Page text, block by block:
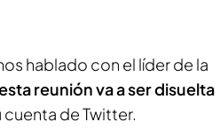
hablado con el líder de la
reunión va a ser disuelta
cuenta de Twitter.